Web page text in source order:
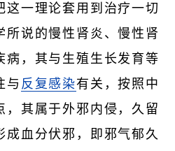
这一理论套用到治疗一切
所说的慢性肾炎、慢性肾
病，其与生殖生长发育等
与 反复感染有关，按照中
，其属于外邪内侵，久留
成血分伏邪，即邪气郁久